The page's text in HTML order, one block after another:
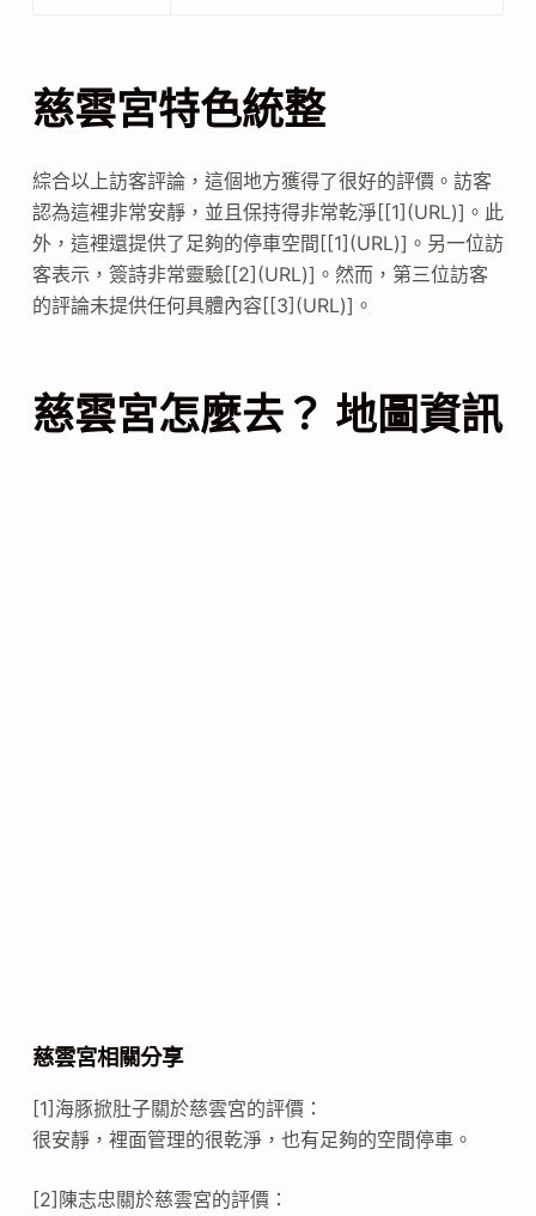
慈雲宮特色統整
綜合以上訪客評論，這個地方獲得了很好的評價。訪客
認為這裡非常安靜，並且保持得非常乾淨[[1](URL)]。此
外，這裡還提供了足夠的停車空間[[1](URL)]。另一位訪
客表示，簽詩非常靈驗[[2](URL)]。然而，第三位訪客
的評論未提供任何具體內容[[3](URL)]。
慈雲宮怎麼去？ 地圖資訊
慈雲宮相關分享
[1]海豚掀肚子關於慈雲宮的評價：
很安靜，裡面管理的很乾淨，也有足夠的空間停車。
[2]陳志忠關於慈雲宮的評價：